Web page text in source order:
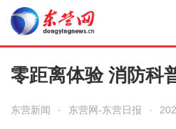
零距离体验 消防科
东营新闻 · 东营网-东营日报 ·